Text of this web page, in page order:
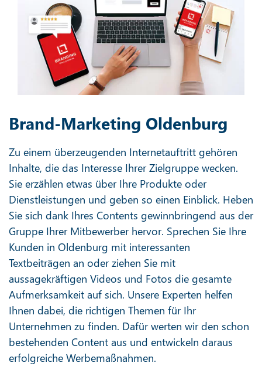
Brand-Marketing Oldenburg
Zu einem überzeugenden Internetauftritt gehören
Inhalte, die das Interesse Ihrer Zielgruppe wecken.
Sie erzählen etwas über Ihre Produkte oder
Dienstleistungen und geben so einen Einblick. Heben
Sie sich dank Ihres Contents gewinnbringend aus der
Gruppe Ihrer Mitbewerber hervor. Sprechen Sie Ihre
Kunden in Oldenburg mit interessanten
Textbeiträgen an oder ziehen Sie mit
aussagekräftigen Videos und Fotos die gesamte
Aufmerksamkeit auf sich. Unsere Experten helfen
Ihnen dabei, die richtigen Themen für Ihr
Unternehmen zu finden. Dafür werten wir den schon
bestehenden Content aus und entwickeln daraus
erfolgreiche Werbemaßnahmen.